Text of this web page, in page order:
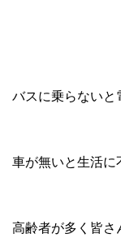
バスに乗らない
車が無いと生活に
高齢者が多く皆